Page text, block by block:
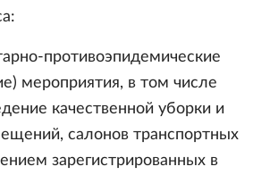
противоэпидемические
мероприятия, в том числе
качественной уборки и
салонов транспортных
зарегистрированных в